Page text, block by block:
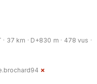
· 37 km · D+830 m · 478 vus ·